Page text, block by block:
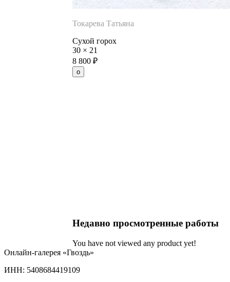
Токарева Татьяна
Сухой горох
30 × 21
8 800 ₽
Недавно просмотренные работы
You have not viewed any product yet!
Онлайн-галерея «Гвоздь»
ИНН: 5408684419109